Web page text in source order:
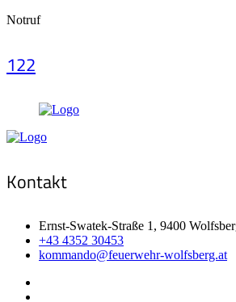
Notruf
122
Kontakt
Ernst-Swatek-Straße 1, 9400
+43 4352 30453
kommando@feuerwehr-wolfsberg.at